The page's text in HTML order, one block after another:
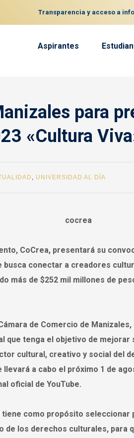
Transparencia y acceso a
Aspirantes
para
«Cultura
, UNIVERSIDAD AL DÍA
CoCrea, presentará su
busca conectar a creadores
más de $252 mil millones de
de Comercio de
que tenga el objetivo de mejorar
cultural, creativo y social del
llevará a cabo el próximo 1 de
oficial de YouTube.
tiene como propósito
de los derechos culturales, para